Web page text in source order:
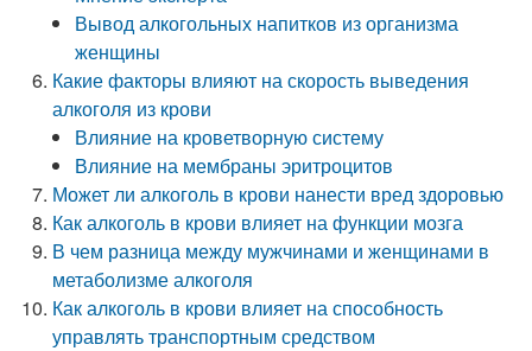
Вывод алкогольных напитков из организма
женщины
Какие факторы влияют на скорость выведения
алкоголя из крови
Влияние на кроветворную систему
Влияние на мембраны эритроцитов
Может ли алкоголь в крови нанести вред здоровью
Как алкоголь в крови влияет на функции мозга
В чем разница между мужчинами и женщинами в
метаболизме алкоголя
Как алкоголь в крови влияет на способность
управлять транспортным средством